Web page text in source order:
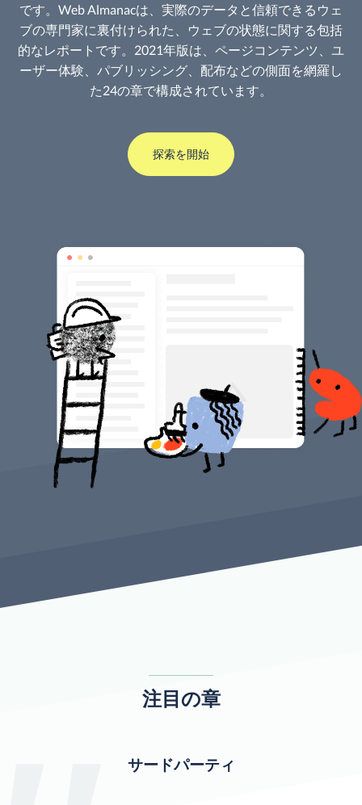
です。Web Almanacは、実際のデータと信頼できるウェ
ブの専門家に裏付けられた、ウェブの状態に関する包括
的なレポートです。2021年版は、ページコンテンツ、ユ
ーザー体験、パブリッシング、配布などの側面を網羅し
た24の章で構成されています。
探索を開始
注目の章
サードパーティ